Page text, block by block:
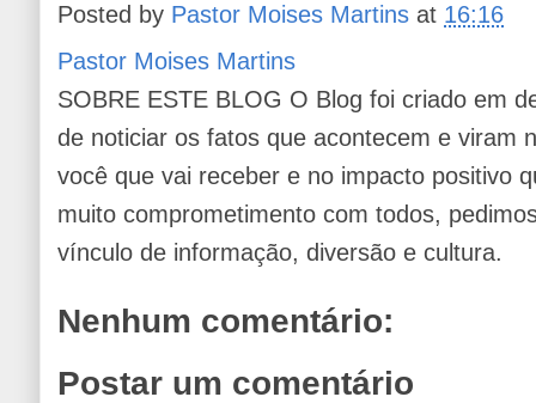
Posted by Pastor Moises Martins at 16:16
Pastor Moises Martins
SOBRE ESTE BLOG O Blog foi criado em
de noticiar os fatos que acontecem e viram
você que vai receber e no impacto positivo
muito comprometimento com todos,
vínculo de informação, diversão e cultura.
Nenhum comentário:
Postar um comentário